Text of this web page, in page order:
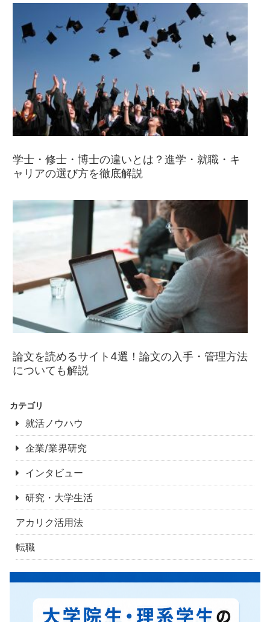
学士・修士・博士の違いとは？進学・就職・キ
ャリアの選び方を徹底解説
論文を読めるサイト4選！論文の入手・管理方法
についても解説
カテゴリ
就活ノウハウ
企業/業界研究
インタビュー
研究・大学生活
アカリク活用法
転職